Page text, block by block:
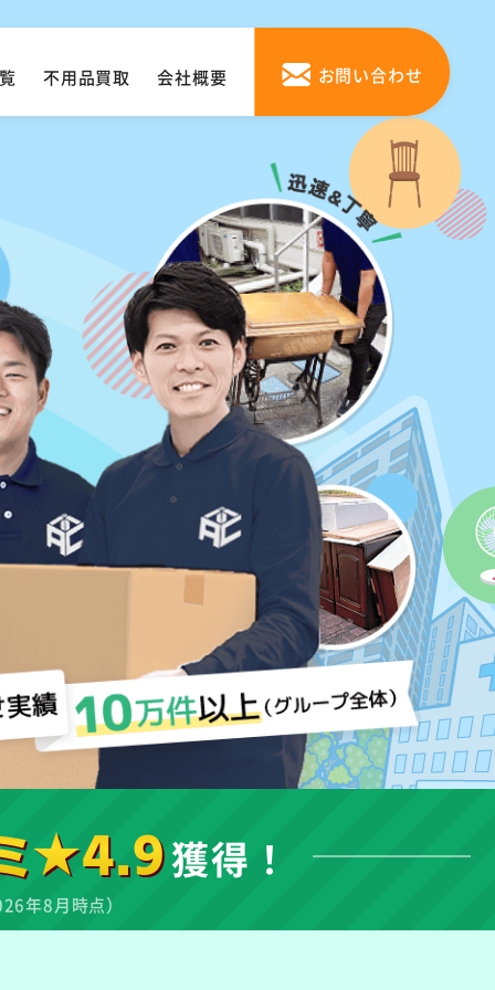
不用品買取 会社概要 お問い合わせ
★4.9獲得！
年8月時点）